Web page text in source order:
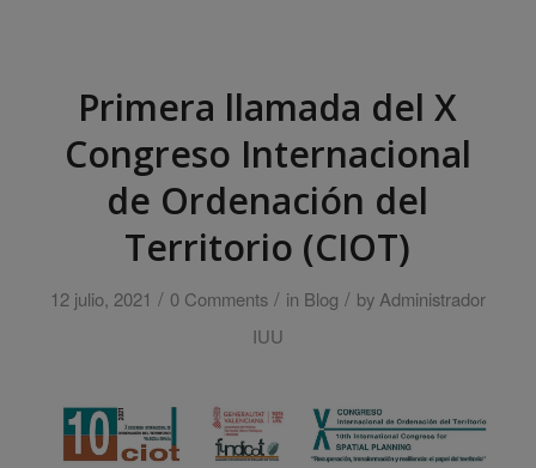
Primera llamada del X
Congreso Internacional
de Ordenación del
Territorio (CIOT)
12 julio, 2021 / 0 Comments / in Blog / by Administrador
IUU